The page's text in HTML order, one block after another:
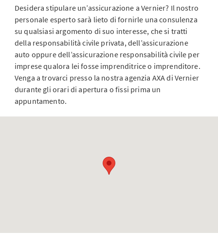
Desidera stipulare un’assicurazione a Vernier? Il nostro
personale esperto sarà lieto di fornirle una consulenza
su qualsiasi argomento di suo interesse, che si tratti
della responsabilità civile privata, dell’assicurazione
auto oppure dell’assicurazione responsabilità civile per
imprese qualora lei fosse imprenditrice o imprenditore.
Venga a trovarci presso la nostra agenzia AXA di Vernier
durante gli orari di apertura o fissi prima un
appuntamento.